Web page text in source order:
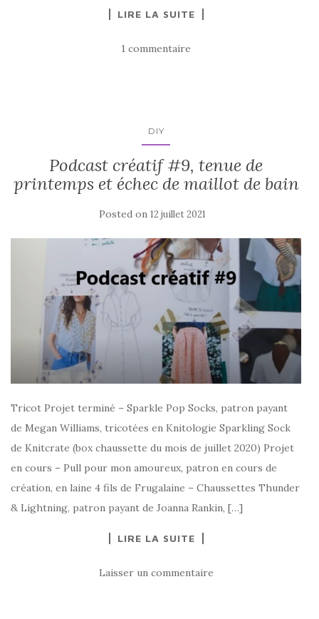
LIRE LA SUITE
1 commentaire
DIY
Podcast créatif #9, tenue de
printemps et échec de maillot de bain
Posted on 12 juillet 2021
Tricot Projet terminé – Sparkle Pop Socks, patron payant
de Megan Williams, tricotées en Knitologie Sparkling Sock
de Knitcrate (box chaussette du mois de juillet 2020) Projet
en cours – Pull pour mon amoureux, patron en cours de
création, en laine 4 fils de Frugalaine – Chaussettes Thunder
& Lightning, patron payant de Joanna Rankin, […]
LIRE LA SUITE
Laisser un commentaire